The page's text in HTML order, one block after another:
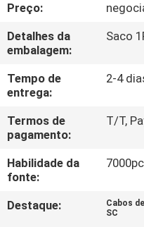
CONTACTE-
NOS
UMAS
CITAÇÕES
MAPA
Preço:
Detalhes da
embalagem:
Saco
Tempo de
entrega:
2-4
Termos de
pagamento:
T/T,
Habilidade da
fonte:
Destaque:
Cabos
SC